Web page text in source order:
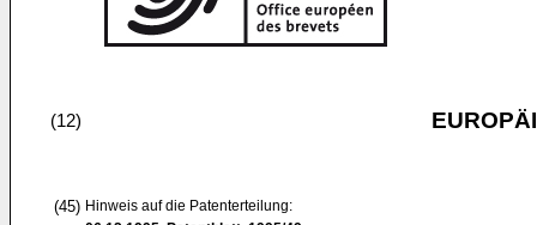
(12)
(45) Hinweis auf die Patenterteilung: